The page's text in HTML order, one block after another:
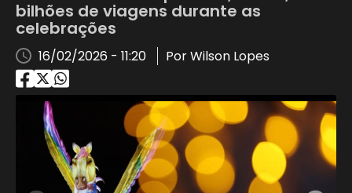
bilhões de viagens durante as
celebrações
16/02/2026 - 11:20 Por Wilson Lopes